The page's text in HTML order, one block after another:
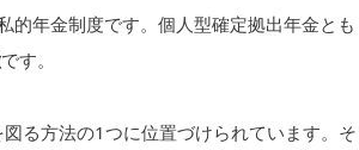
的年金制度です。個人型確定拠出年金とも
です。
る方法の1つに位置づけられています。そ